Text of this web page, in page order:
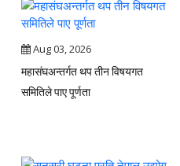
Aug 03, 2026
महासंघअन्तर्गत थप तीन विषयगत
समितिले पाए पूर्णता